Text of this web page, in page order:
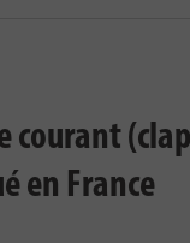
courant
en France